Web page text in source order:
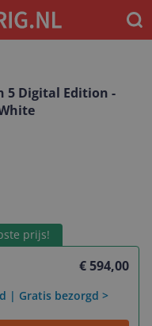
5 Digital Edition -
prijs!
€ 594,00
| Gratis bezorgd >